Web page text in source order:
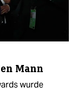
Mann
wurde